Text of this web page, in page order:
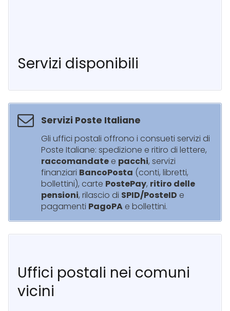
Servizi disponibili
Servizi Poste Italiane
Gli uffici postali offrono i consueti servizi di
Poste Italiane: spedizione e ritiro di lettere,
raccomandate e pacchi, servizi
finanziari BancoPosta (conti, libretti,
bollettini), carte PostePay, ritiro delle
pensioni, rilascio di SPID/PosteID e
pagamenti PagoPA e bollettini.
Uffici postali nei comuni
vicini